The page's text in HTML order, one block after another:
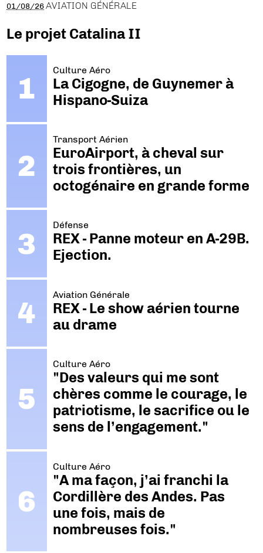
01/08/26 AVIATION GÉNÉRALE
Le projet Catalina II
Culture Aéro
La Cigogne, de Guynemer à
Hispano-Suiza
Transport Aérien
EuroAirport, à cheval sur
trois frontières, un
octogénaire en grande forme
Défense
REX - Panne moteur en A-29B.
Ejection.
Aviation Générale
REX - Le show aérien tourne
au drame
Culture Aéro
"Des valeurs qui me sont
chères comme le courage, le
patriotisme, le sacrifice ou le
sens de l’engagement."
Culture Aéro
"A ma façon, j’ai franchi la
Cordillère des Andes. Pas
une fois, mais de
nombreuses fois."